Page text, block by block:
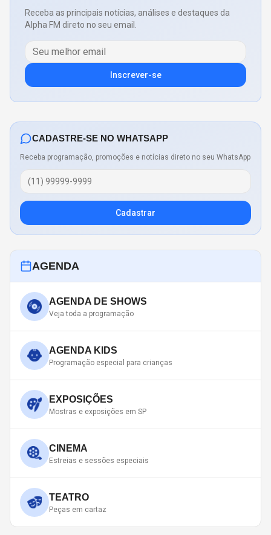
Receba as principais notícias, análises e destaques da
Alpha FM direto no seu email.
Inscrever-se
CADASTRE-SE NO WHATSAPP
Receba programação, promoções e notícias direto no seu WhatsApp
Cadastrar
AGENDA
AGENDA DE SHOWS
Veja toda a programação
AGENDA KIDS
Programação especial para crianças
EXPOSIÇÕES
Mostras e exposições em SP
CINEMA
Estreias e sessões especiais
TEATRO
Peças em cartaz